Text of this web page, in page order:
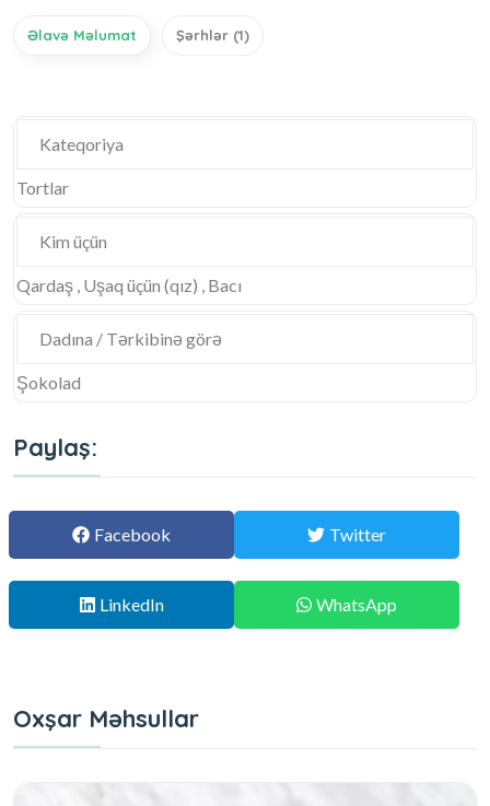
Əlavə Məlumat Şərhlər (1)
Kateqoriya
Tortlar
Kim üçün
Qardaş , Uşaq üçün (qız) , Bacı
Dadına / Tərkibinə görə
Şokolad
Paylaş:
Facebook Twitter
LinkedIn WhatsApp
Oxşar Məhsullar